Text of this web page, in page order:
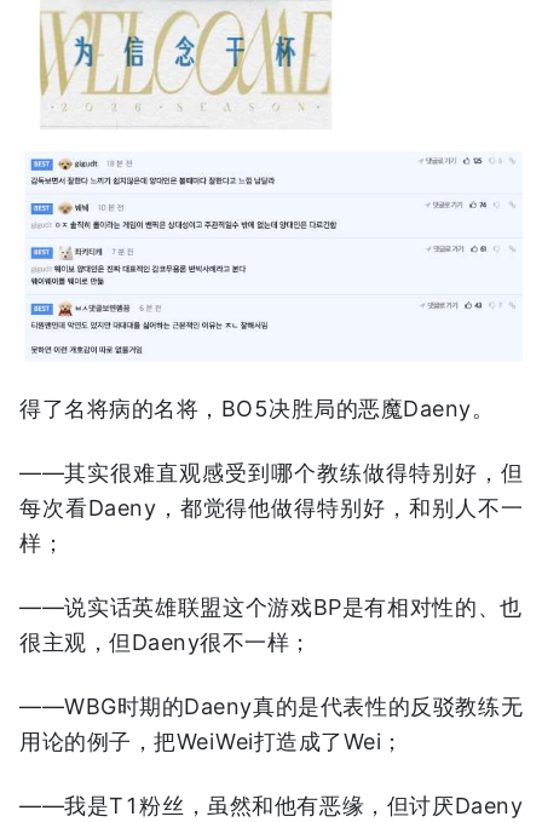
得了名将病的名将，BO5决胜局的恶魔Daeny。
——其实很难直观感受到哪个教练做得特别好，但
每次看Daeny，都觉得他做得特别好，和别人不一
样；
——说实话英雄联盟这个游戏BP是有相对性的、也
很主观，但Daeny很不一样；
——WBG时期的Daeny真的是代表性的反驳教练无
用论的例子，把WeiWei打造成了Wei；
——我是T1粉丝，虽然和他有恶缘，但讨厌Daeny